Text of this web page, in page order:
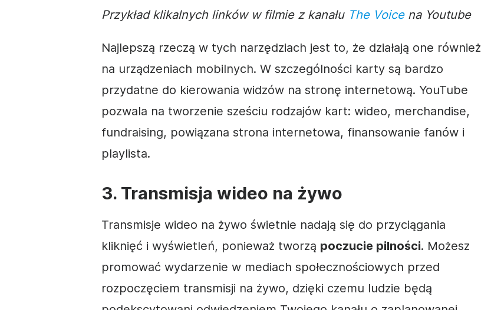
Przykład klikalnych linków w filmiez kanału The Voicena Youtube
Najlepszą rzeczą w tych narzędziach jest to, że działają one również
na urządzeniach mobilnych. W szczególności karty są bardzo
przydatne do kierowania widzów na stronę internetową. YouTube
pozwala na tworzenie sześciu rodzajów kart: wideo, merchandise,
fundraising, powiązana strona internetowa, finansowanie fanów i
playlista.
3. Transmisja wideo na żywo
Transmisje wideo na żywo świetnie nadają się do przyciągania
kliknięć i wyświetleń, ponieważ tworzą poczucie pilności. Możesz
promować wydarzenie w mediach społecznościowych przed
rozpoczęciem transmisji na żywo, dzięki czemu ludzie będą